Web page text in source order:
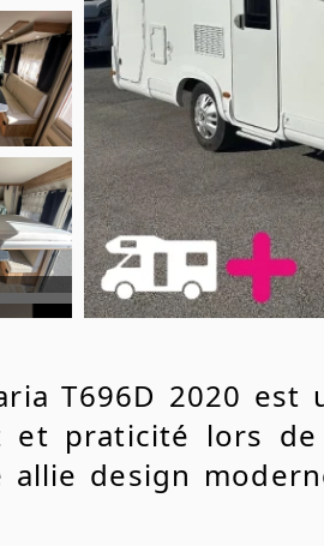
T696D 2020
et praticité lors de
allie design
kilométrage de